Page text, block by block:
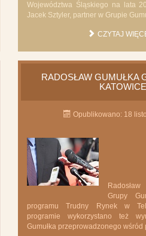
Województwa Śląskiego na lata
Jacek Sztyler, partner w Grupie
CZYTAJ
RADOSŁAW GUMUŁKA
KATOWICE
Opublikowano: 18
Grupy
programu Trudny Rynek w
programie wykorzystano też
Gumułka przeprowadzonego wśród